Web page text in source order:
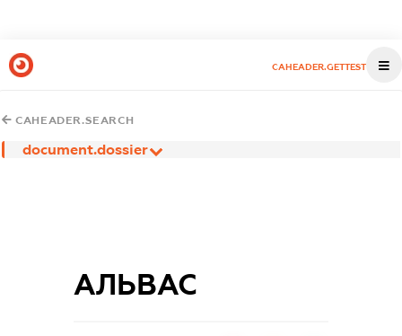
CAHEADER.GETTEST
CAHEADER.SEARCH
document.dossier
АЛЬВАС